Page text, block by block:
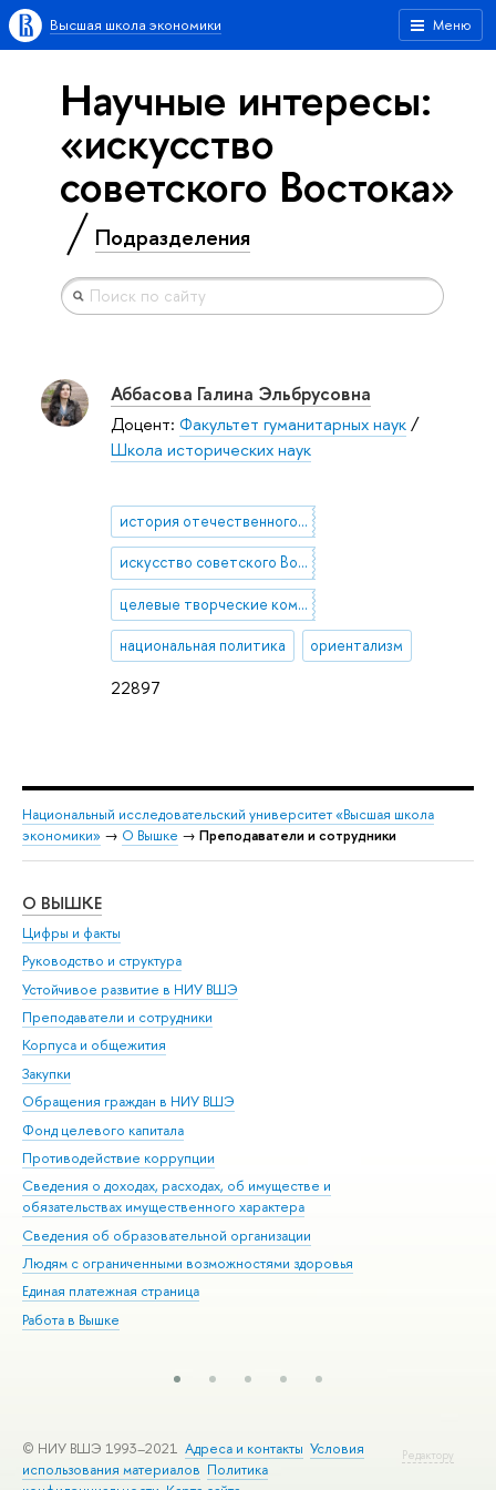
Меню
Высшая школа экономики
Научные интересы:
«искусство
советского Востока»
Подразделения
22897
Аббасова Галина Эльбрусовна
Доцент: Факультет гуманитарных наук/
Школа исторических наук
история отечественного и зарубежного искусства XX века
искусство советского Востока
целевые творческие командировки
национальная политика ориентализм
Национальный исследовательский университет «Высшая школа
экономики» → О Вышке → Преподаватели и сотрудники
О ВЫШКЕ
Цифры и факты
Руководство и структура
Устойчивое развитие в НИУ ВШЭ
Преподаватели и сотрудники
Корпуса и общежития
Закупки
Обращения граждан в НИУ ВШЭ
Фонд целевого капитала
Противодействие коррупции
Сведения о доходах, расходах, об имуществе и
обязательствах имущественного характера
Сведения об образовательной организации
Людям с ограниченными возможностями здоровья
Единая платежная страница
Работа в Вышке
Редактору
© НИУ ВШЭ 1993–2021 Адреса и контакты Условия
использования материалов Политика